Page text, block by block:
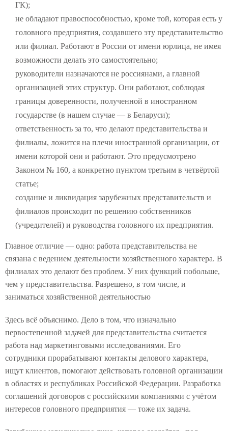
ГК);
не обладают правоспособностью, кроме той, которая есть у
головного предприятия, создавшего эту представительство
или филиал. Работают в России от имени юрлица, не имея
возможности делать это самостоятельно;
руководители назначаются не россиянами, а главной
организацией этих структур. Они работают, соблюдая
границы доверенности, полученной в иностранном
государстве (в нашем случае — в Беларуси);
ответственность за то, что делают представительства и
филиалы, ложится на плечи иностранной организации, от
имени которой они и работают. Это предусмотрено
Законом № 160, а конкретно пунктом третьим в четвёртой
статье;
создание и ликвидация зарубежных представительств и
филиалов происходит по решению собственников
(учредителей) и руководства головного их предприятия.
Главное отличие — одно: работа представительства не
связана с ведением деятельности хозяйственного характера. В
филиалах это делают без проблем. У них функций побольше,
чем у представительства. Разрешено, в том числе, и
заниматься хозяйственной деятельностью
Здесь всё объяснимо. Дело в том, что изначально
первостепенной задачей для представительства считается
работа над маркетинговыми исследованиями. Его
сотрудники прорабатывают контакты делового характера,
ищут клиентов, помогают действовать головной организации
в областях и республиках Российской Федерации. Разработка
соглашений договоров с российскими компаниями с учётом
интересов головного предприятия — тоже их задача.